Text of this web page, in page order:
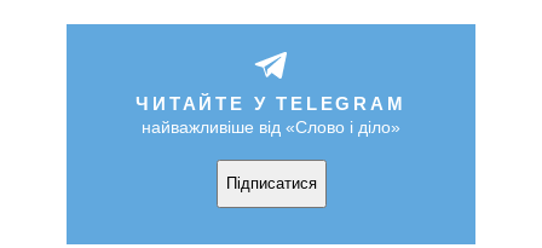
ЧИТАЙТЕ У TELEGRAM
найважливіше від «Слово і діло»
Підписатися